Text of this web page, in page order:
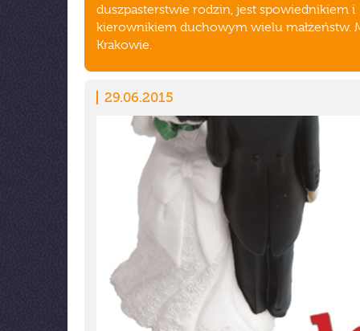
duszpasterstwie rodzin, jest spowiednikiem i
kierownikiem duchowym wielu małżeństw.
Krakowie.
29.06.2015